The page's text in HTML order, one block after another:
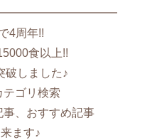
4周年!!
食以上!!
破しました♪
ゴリ検索
、おすすめ記事
ます♪